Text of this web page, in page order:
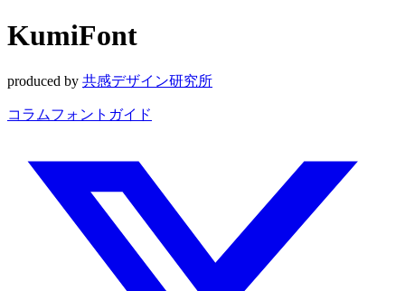
KumiFont
produced by 共感デザイン研究所
コラムフォントガイド